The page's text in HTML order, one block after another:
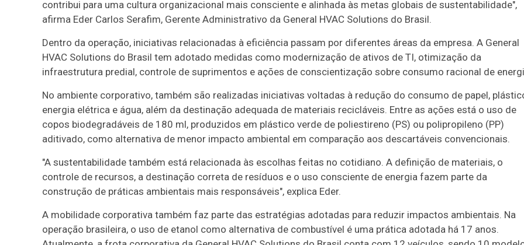
contribui para uma cultura organizacional mais consciente e alinhada às metas globais de sustentabilidade",
afirma Eder Carlos Serafim, Gerente Administrativo da General HVAC Solutions do Brasil.
Dentro da operação, iniciativas relacionadas à eficiência passam por diferentes áreas da empresa. A General
HVAC Solutions do Brasil tem adotado medidas como modernização de ativos de TI, otimização da
infraestrutura predial, controle de suprimentos e ações de conscientização sobre consumo racional de
No ambiente corporativo, também são realizadas iniciativas voltadas à redução do consumo de papel,
energia elétrica e água, além da destinação adequada de materiais recicláveis. Entre as ações está o uso de
copos biodegradáveis de 180 ml, produzidos em plástico verde de poliestireno (PS) ou polipropileno (PP)
aditivado, como alternativa de menor impacto ambiental em comparação aos descartáveis convencionais.
"A sustentabilidade também está relacionada às escolhas feitas no cotidiano. A definição de materiais, o
controle de recursos, a destinação correta de resíduos e o uso consciente de energia fazem parte da
construção de práticas ambientais mais responsáveis", explica Eder.
A mobilidade corporativa também faz parte das estratégias adotadas para reduzir impactos ambientais. Na
operação brasileira, o uso de etanol como alternativa de combustível é uma prática adotada há 17 anos.